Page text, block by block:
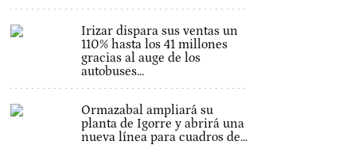
Irizar dispara sus ventas un
110% hasta los 41 millones
gracias al auge de los
autobuses...
Ormazabal ampliará su
planta de Igorre y abrirá una
nueva línea para cuadros de...